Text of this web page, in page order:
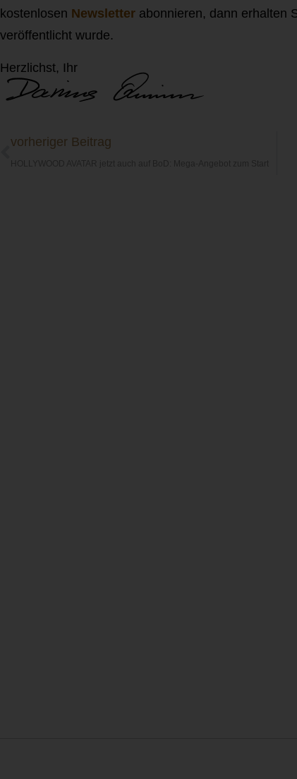
kostenlosen Newsletter abonnieren, dann erhalten
veröffentlicht wurde.
Herzlichst, Ihr
vorheriger Beitrag